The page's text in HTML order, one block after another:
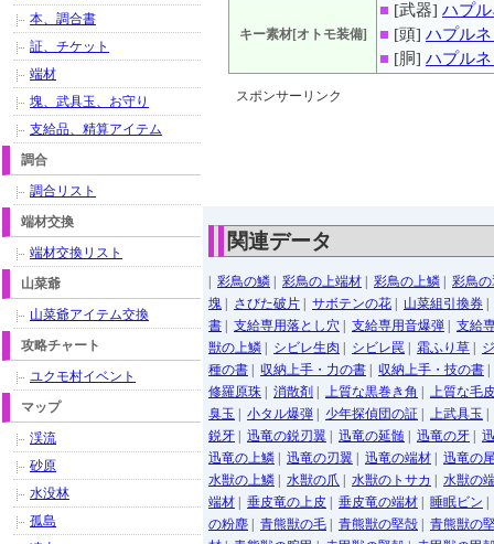
キー素材[オトモ装備]
■ [武器] ハプ
■ [頭] ハプル
■ [胴] ハプル
スポンサーリンク
関連データ
彩鳥の鱗 彩鳥の上端材 彩鳥の上鱗
彩鳥
塊
さびた破片 サボテンの花 山菜組引換券
書
支給専用落とし穴 支給専用音爆弾
支給
獣の上鱗
シビレ生肉 シビレ罠 霜ふり草
種の書
収納上手・力の書 収納上手・技の書
修羅原珠
消散剤 上質な黒巻き角
上質な毛
臭玉
小タル爆弾 少年探偵団の証 上武具玉
鋭牙
迅竜の鋭刃翼 迅竜の延髄 迅竜の牙
迅竜の上鱗
迅竜の刃翼 迅竜の端材
迅竜の
水獣の上鱗
水獣の爪 水獣のトサカ
水獣の
端材
垂皮竜の上皮 垂皮竜の端材 睡眠ビン
の粉塵
青熊獣の毛 青熊獣の堅殻
青熊獣の
本、調合書
証、チケット
端材
塊、武具玉、お守り
支給品、精算アイテム
調合
調合リスト
端材交換
端材交換リスト
山菜爺
山菜爺アイテム交換
攻略チャート
ユクモ村イベント
マップ
渓流
砂原
水没林
孤島